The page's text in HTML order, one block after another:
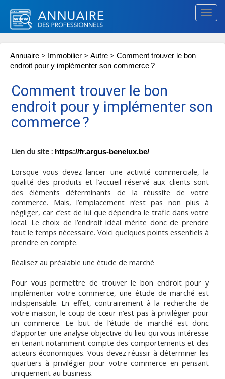
Annuaire > Immobilier > Autre > Comment trouver le bon
endroit pour y implémenter son commerce ?
Comment trouver le bon
endroit pour y implémenter son
commerce ?
Lien du site : https://fr.argus-benelux.be/
Lorsque vous devez lancer une activité commerciale, la
qualité des produits et l’accueil réservé aux clients sont
des éléments déterminants de la réussite de votre
commerce. Mais, l’emplacement n’est pas non plus à
négliger, car c’est de lui que dépendra le trafic dans votre
local. Le choix de l’endroit idéal mérite donc de prendre
tout le temps nécessaire. Voici quelques points essentiels à
prendre en compte.
Réalisez au préalable une étude de marché
Pour vous permettre de trouver le bon endroit pour y
implémenter votre commerce, une étude de marché est
indispensable. En effet, contrairement à la recherche de
votre maison, le coup de cœur n’est pas à privilégier pour
un commerce. Le but de l’étude de marché est donc
d’apporter une analyse objective du lieu qui vous intéresse
en tenant notamment compte des comportements et des
acteurs économiques. Vous devez réussir à déterminer les
quartiers à privilégier pour votre commerce en pensant
uniquement au business.